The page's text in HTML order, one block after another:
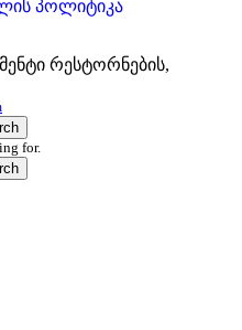
პოლიტიკა
რესტორნების,
for.